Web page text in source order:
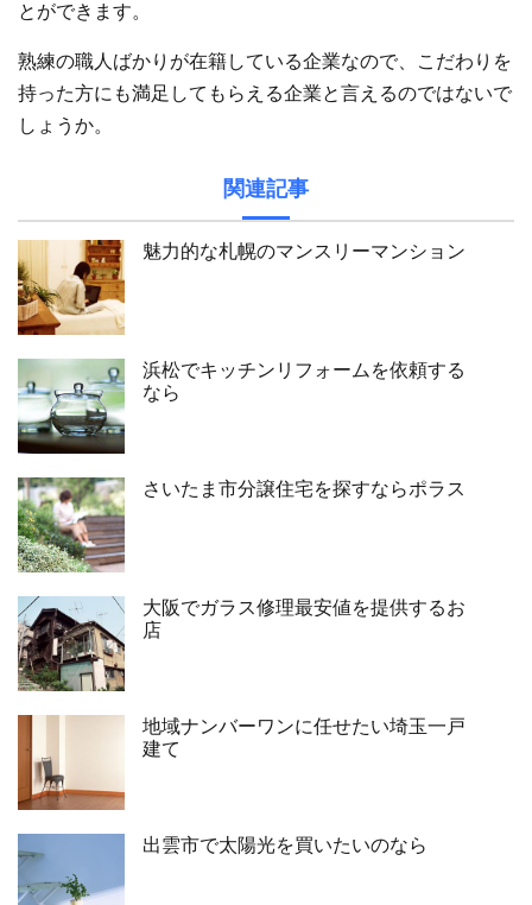
とができます。
熟練の職人ばかりが在籍している企業なので、こだわりを
持った方にも満足してもらえる企業と言えるのではないで
しょうか。
関連記事
魅力的な札幌のマンスリーマンション
浜松でキッチンリフォームを依頼する
なら
さいたま市分譲住宅を探すならポラス
大阪でガラス修理最安値を提供するお
店
地域ナンバーワンに任せたい埼玉一戸
建て
出雲市で太陽光を買いたいのなら